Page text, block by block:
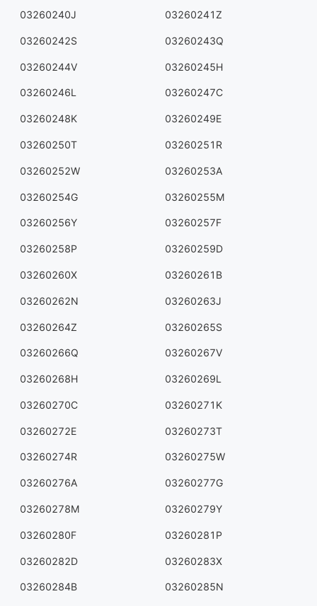
03260240J 03260241Z
03260242S 03260243Q
03260244V 03260245H
03260246L 03260247C
03260248K 03260249E
03260250T 03260251R
03260252W 03260253A
03260254G 03260255M
03260256Y 03260257F
03260258P 03260259D
03260260X 03260261B
03260262N 03260263J
03260264Z 03260265S
03260266Q 03260267V
03260268H 03260269L
03260270C 03260271K
03260272E 03260273T
03260274R 03260275W
03260276A 03260277G
03260278M 03260279Y
03260280F 03260281P
03260282D 03260283X
03260284B 03260285N